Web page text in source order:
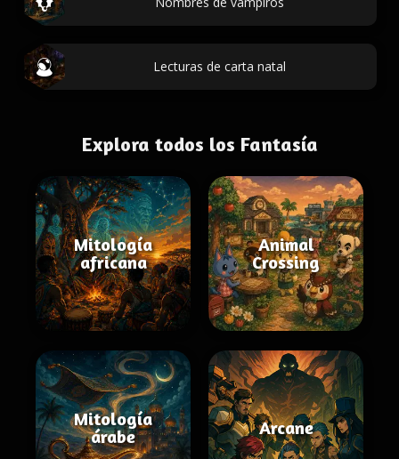
Lecturas de carta natal
Explora todos los Fantasía
Mitología
africana
Animal
Crossing
Mitología
árabe
Arcane